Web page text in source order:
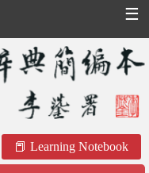
☰
Learning Notebook